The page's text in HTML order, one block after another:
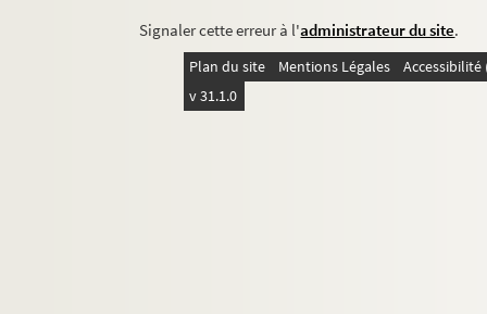
Signaler cette erreur à l'administrateur du site.
Plan du site Mentions Légales
v 31.1.0